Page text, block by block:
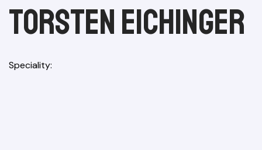
Torsten Eichinger
Speciality